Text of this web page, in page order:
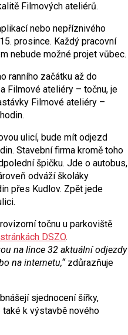
Filmových ateliérů.
nebo nepříznivého
prosince. Každý pracovní
nebude možné projet vůbec.
ranního začátku až do
Filmové ateliéry – točnu, je
Filmové ateliéry –
ulicí, bude mít odjezd
Stavební firma kromě toho
špičku. Jde o autobus,
odváží školáky
přes Kudlov. Zpět jede
točnu u parkoviště
stránkách DSZO.
na lince 32 aktuální odjezdy
na internetu,“zdůrazňuje
sjednocení šířky,
k výstavbě nového